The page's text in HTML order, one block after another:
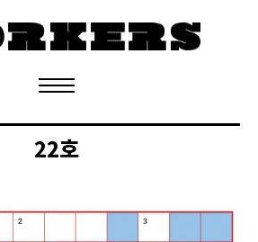
정기구독 신청
22호